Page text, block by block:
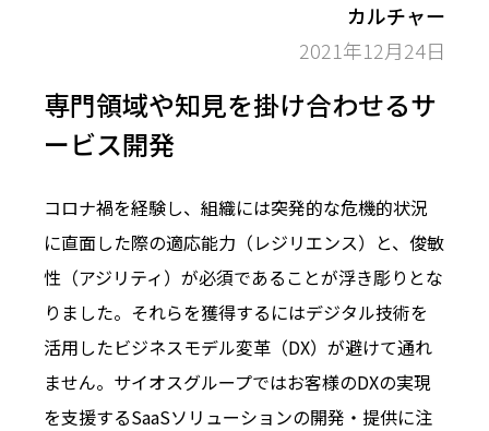
カルチャー
2021年12月24日
専門領域や知見を掛け合わせるサ
ービス開発
コロナ禍を経験し、組織には突発的な危機的状況
に直面した際の適応能力（レジリエンス）と、俊敏
性（アジリティ）が必須であることが浮き彫りとな
りました。それらを獲得するにはデジタル技術を
活用したビジネスモデル変革（DX）が避けて通れ
ません。サイオスグループではお客様のDXの実現
を支援するSaaSソリューションの開発・提供に注